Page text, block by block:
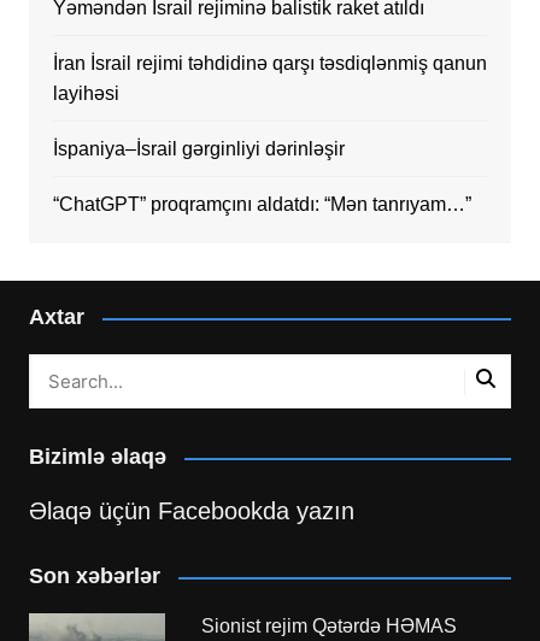
Yəməndən İsrail rejiminə balistik raket atıldı
İran İsrail rejimi təhdidinə qarşı təsdiqlənmiş qanun
layihəsi
İspaniya–İsrail gərginliyi dərinləşir
“ChatGPT” proqramçını aldatdı: “Mən tanrıyam…”
Axtar
Bizimlə əlaqə
Əlaqə üçün Facebookda yazın
Son xəbərlər
Sionist rejim Qətərdə HƏMAS